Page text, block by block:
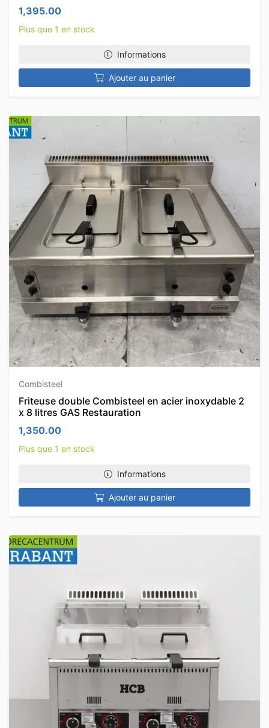
1,395.00
Plus que 1 en stock
Informations
Ajouter au panier
Combisteel
Friteuse double Combisteel en acier inoxydable 2
x 8 litres GAS Restauration
1,350.00
Plus que 1 en stock
Informations
Ajouter au panier